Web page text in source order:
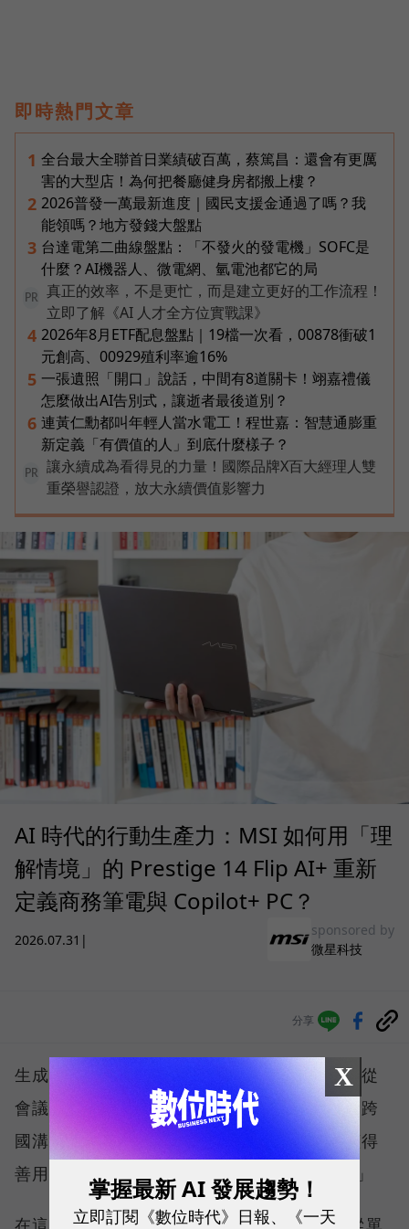
即時熱門文章
1 全台最大全聯首日業績破百萬，蔡篤昌：還會有更厲
害的大型店！為何把餐廳健身房都搬上樓？
2 2026普發一萬最新進度｜國民支援金通過了嗎？我
能領嗎？地方發錢大盤點
3 台達電第二曲線盤點：「不發火的發電機」SOFC是
什麼？AI機器人、微電網、氫電池都它的局
PR
真正的效率，不是更忙，而是建立更好的工作流程！
立即了解《AI 人才全方位實戰課》
4 2026年8月ETF配息盤點｜19檔一次看，00878衝破1
元創高、00929殖利率逾16%
5 一張遺照「開口」說話，中間有8道關卡！翊嘉禮儀
怎麼做出AI告別式，讓逝者最後道別？
6 連黃仁勳都叫年輕人當水電工！程世嘉：智慧通膨重
新定義「有價值的人」到底什麼樣子？
PR
讓永續成為看得見的力量！國際品牌X百大經理人雙
重榮譽認證，放大永續價值影響力
AI 時代的行動生產力：MSI 如何用「理
解情境」的 Prestige 14 Flip AI+ 重新
定義商務筆電與 Copilot+ PC？
2026.07.31 |
sponsored by
微星科技
分享
生成式人工智慧技術正以驚人速度滲透職場，從
會議記錄、文件撰寫、資料搜尋、內容創作到跨
國溝通，每位知識工作者都開始思考：「我懂得
善用 AI 嗎？我的硬體跟得上生產力轉型嗎？」
X
掌握最新 AI 發展趨勢！
立即訂閱《數位時代》日報、《一天